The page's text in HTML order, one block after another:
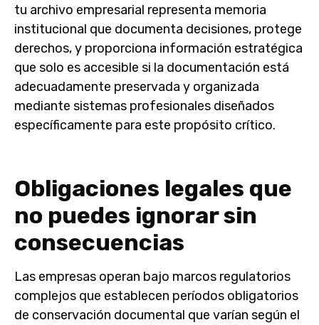
tu archivo empresarial representa memoria
institucional que documenta decisiones, protege
derechos, y proporciona información estratégica
que solo es accesible si la documentación está
adecuadamente preservada y organizada
mediante sistemas profesionales diseñados
específicamente para este propósito crítico.
Obligaciones legales que
no puedes ignorar sin
consecuencias
Las empresas operan bajo marcos regulatorios
complejos que establecen períodos obligatorios
de conservación documental que varían según el